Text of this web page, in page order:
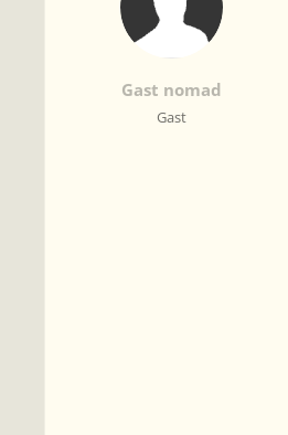
Gast nomad
Gast